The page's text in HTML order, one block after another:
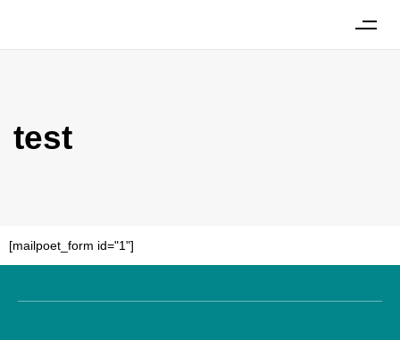
test
[mailpoet_form id="1"]